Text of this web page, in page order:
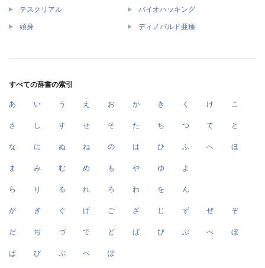
テスクリアル バイオハッキング
頭身 ディノバルド亜種
すべての辞書の索引
あ い う え お か き く け こ
さ し す せ そ た ち つ て と
な に ぬ ね の は ひ ふ へ ほ
ま み む め も や ゆ よ
ら り る れ ろ わ を ん
が ぎ ぐ げ ご ざ じ ず ぜ ぞ
だ ぢ づ で ど ば び ぶ べ ぼ
ぱ ぴ ぷ ぺ ぽ